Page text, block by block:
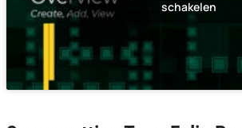
schakelen